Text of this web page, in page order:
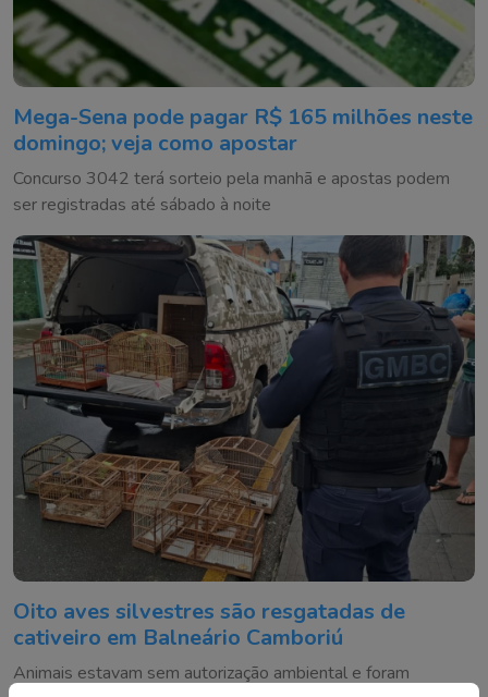
Mega-Sena pode pagar R$ 165 milhões neste
domingo; veja como apostar
Concurso 3042 terá sorteio pela manhã e apostas podem
ser registradas até sábado à noite
Oito aves silvestres são resgatadas de
cativeiro em Balneário Camboriú
Animais estavam sem autorização ambiental e foram